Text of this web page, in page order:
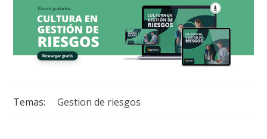
Temas: Gestion de riesgos